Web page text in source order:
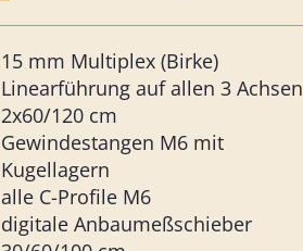
15 mm Multiplex (Birke)
Linearführung auf allen 3 Achsen
2x60/120 cm
Gewindestangen M6 mit
Kugellagern
alle C-Profile M6
digitale Anbaumeßschieber